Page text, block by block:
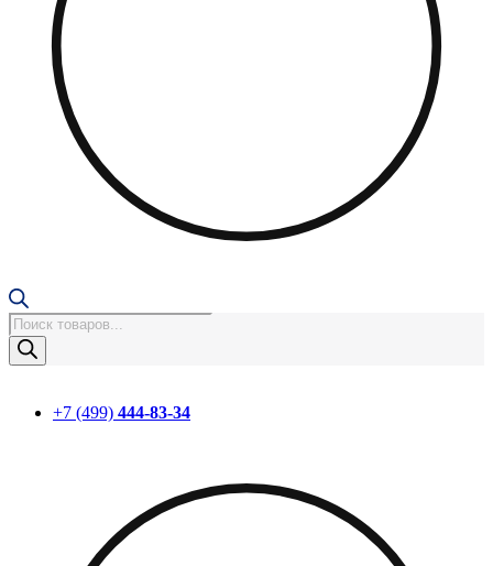
Поиск
товаров
+7 (499) 444-83-34